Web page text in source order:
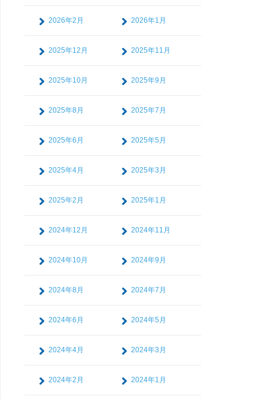
2026年2月 2026年1月
2025年12月 2025年11月
2025年10月 2025年9月
2025年8月 2025年7月
2025年6月 2025年5月
2025年4月 2025年3月
2025年2月 2025年1月
2024年12月 2024年11月
2024年10月 2024年9月
2024年8月 2024年7月
2024年6月 2024年5月
2024年4月 2024年3月
2024年2月 2024年1月